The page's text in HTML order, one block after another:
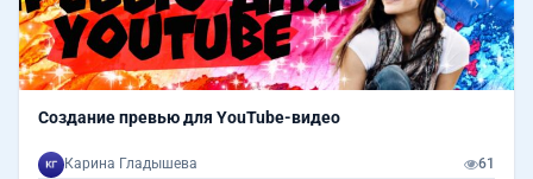
Создание превью для YouTube-видео
Карина Гладышева 61